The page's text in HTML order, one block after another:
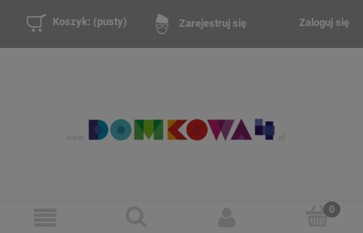
Zarejestruj się Zaloguj się
Koszyk: (pusty)